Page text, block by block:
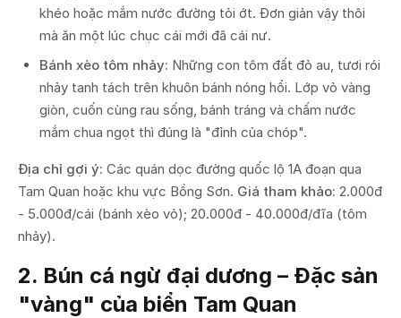
khéo hoặc mắm nước đường tỏi ớt. Đơn giản vậy thôi
mà ăn một lúc chục cái mới đã cái nư.
Bánh xèo tôm nhảy: Những con tôm đất đỏ au, tươi rói
nhảy tanh tách trên khuôn bánh nóng hổi. Lớp vỏ vàng
giòn, cuốn cùng rau sống, bánh tráng và chấm nước
mắm chua ngọt thì đúng là "đỉnh của chóp".
Địa chỉ gợi ý: Các quán dọc đường quốc lộ 1A đoạn qua
Tam Quan hoặc khu vực Bồng Sơn. Giá tham khảo: 2.000đ
- 5.000đ/cái (bánh xèo vỏ); 20.000đ - 40.000đ/đĩa (tôm
nhảy).
2. Bún cá ngừ đại dương – Đặc sản
"vàng" của biển Tam Quan